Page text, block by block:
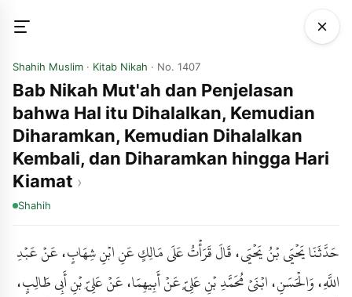
Shahih Muslim · Kitab Nikah · No. 1407
Bab Nikah Mut'ah dan Penjelasan
bahwa Hal itu Dihalalkan, Kemudian
Diharamkan, Kemudian Dihalalkan
Kembali, dan Diharamkan hingga Hari
Kiamat
Shahih
حَدَّثَنَا يَحْيَى بْنُ يَحْيَى، قَالَ قَرَأْتُ عَلَى مَالِكٍ عَنِ ابْنِ شِهَابٍ، عَنْ عَبْدِ
اللَّهِ، وَالْحَسَنِ، ابْنَىْ مُحَمَّدِ بْنِ عَلِيٍّ عَنْ أَبِيهِمَا، عَنْ عَلِيِّ بْنِ أَبِي طَالِبٍ،